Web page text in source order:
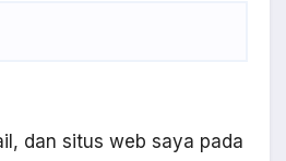
dan situs web saya pada